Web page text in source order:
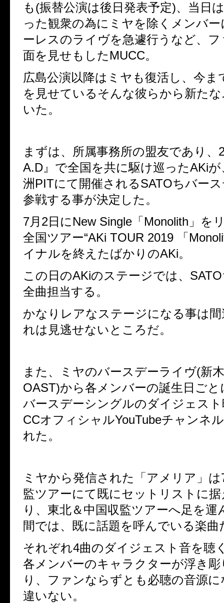
も(振替公演は後日発表予定)、当日
った観衆の為にミヤを除くメンバ
ーレスのライヴを急遽行うなど、
面を見せもした MUCC。
広島公演以降はミヤも復活し、今ま
を見せているそんな彼らから新た
いた。
まずは、所属事務所の盟友であり、
A.D 』で全国を共に駆け巡ったAKiが
洲 PITにて開催されるSATOちバー
参戦する事が決定した。
7月 2日に New Single 「 Monolith 」を
全国ツアー“AKi TOUR 2019 「
イナルを終えたばかりのAKi。
この日のAKiのステージでは、 SATO
全曲担当する。
かなりレアなステージになる事は
れは見逃せないところだ。
また、ミヤのバースデーライヴ(新
OAST)から各メンバーの誕生日ご
バースデーシングルのダイジェス
CCオフィシャルYouTubeチャンネ
れた。
ミヤから発信された「アメリア」は
監ツアーにて既にセットリストに
り、東北＆中国収監ツアーへ足を運
間では、既に話題を呼んでいる楽曲
それぞれ4曲のダイジェスト音を聴
各メンバーのキャラクターが浮き
り、ファンならずとも必聴の音源
違いない。